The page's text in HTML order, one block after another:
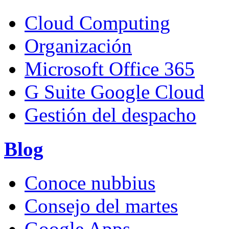
Cloud Computing
Organización
Microsoft Office 365
G Suite Google Cloud
Gestión del despacho
Blog
Conoce nubbius
Consejo del martes